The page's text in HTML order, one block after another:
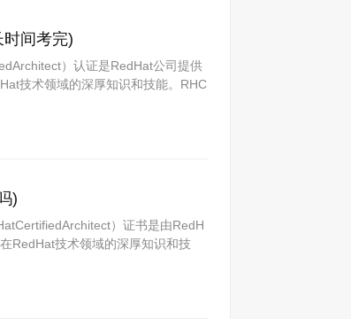
间考完)
）认证是RedHat公司提供
技术领域的深厚知识和技能。RHC
)
）证书是由RedH
RedHat技术领域的深厚知识和技
维持证书的有效性。……